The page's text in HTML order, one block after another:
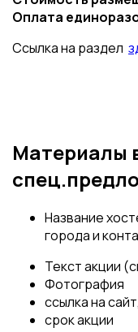
Оплата
Ссылка на раздел
Материалы
Название
города и
Текст акции
Фотография
ссылка на
срок акции